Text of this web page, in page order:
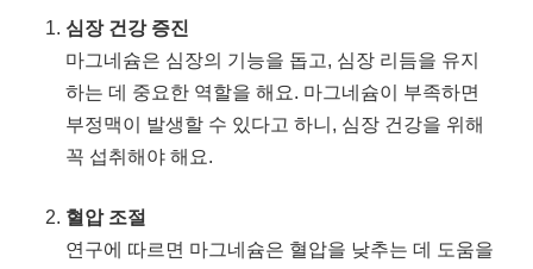
심장 건강 증진
마그네슘은 심장의 기능을 돕고, 심장 리듬을 유지
하는 데 중요한 역할을 해요. 마그네슘이 부족하면
부정맥이 발생할 수 있다고 하니, 심장 건강을 위해
꼭 섭취해야 해요.
혈압 조절
연구에 따르면 마그네슘은 혈압을 낮추는 데 도움을